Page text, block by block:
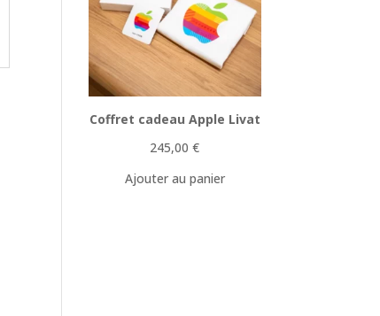
Coffret cadeau Apple Livat
245,00€
Ajouter au panier